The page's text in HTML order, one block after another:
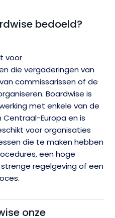
bedoeld?
voor
die vergaderingen van
commissarissen of de
Boardwise is
met enkele van de
Europa en is
voor organisaties
die te maken hebben
een hoge
regelgeving of een
onze